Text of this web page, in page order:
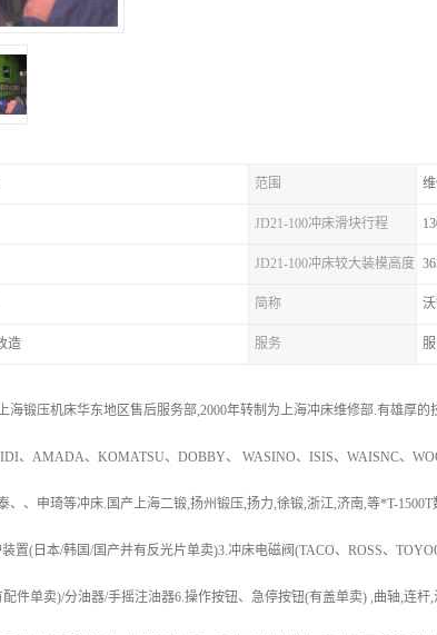
范围
JD21-100冲床滑块行程
JD21-100冲床较大装模高度
简称
造 服务
海锻压机床华东地区售后服务部,2000年转制为上海冲床维修部.有雄厚
、AMADA、KOMATSU、DOBBY、 WASINO、ISIS、WAISNC、
、申琦等冲床.国产上海二锻,扬州锻压,扬力,徐锻,浙江,济南,等*T-
置(日本/韩国/国产并有反光片单卖)3.冲床电磁阀(TACO、ROSS、
件单卖)/分油器/手摇注油器6.操作按钮、急停按钮(有盖单卖) ,曲轴,连